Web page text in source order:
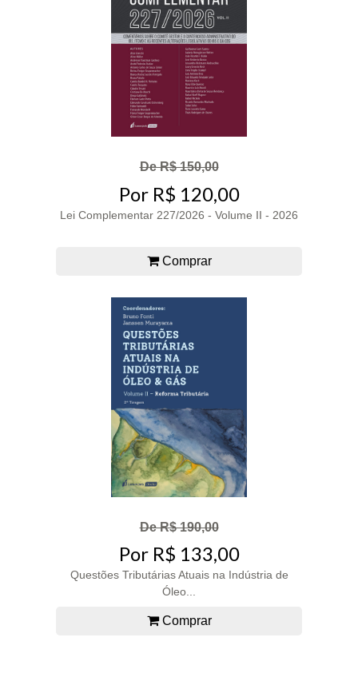
De R$ 150,00
Por R$ 120,00
Lei Complementar 227/2026 - Volume II - 2026
Comprar
De R$ 190,00
Por R$ 133,00
Questões Tributárias Atuais na Indústria de
Óleo...
Comprar